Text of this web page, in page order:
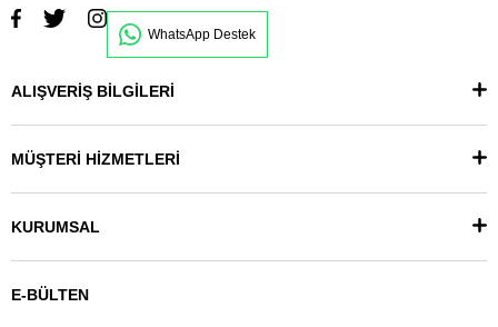
WhatsApp Destek
ALIŞVERİŞ BİLGİLERİ
MÜŞTERİ HİZMETLERİ
KURUMSAL
E-BÜLTEN